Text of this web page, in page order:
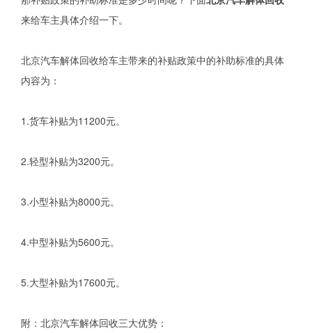
来给车主具体介绍一下。
北京汽车解体回收给车主带来的补贴政策中的补助标准的具体
内容为：
1.货车补贴为11200元。
2.轻型补贴为3200元。
3.小型补贴为8000元。
4.中型补贴为5600元。
5.大型补贴为17600元。
附：北京汽车解体回收三大优势：